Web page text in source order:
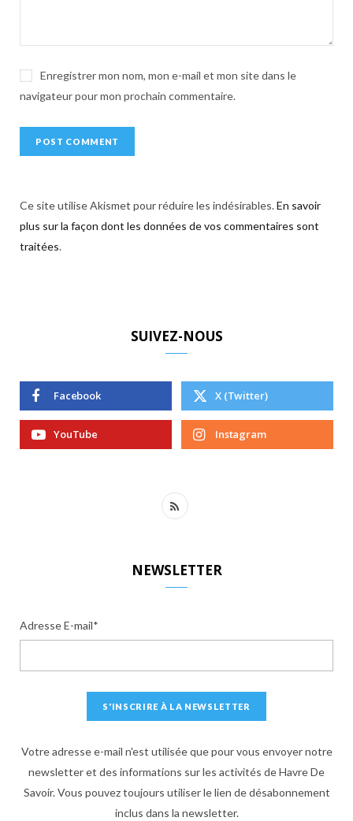
Enregistrer mon nom, mon e-mail et mon site dans le
navigateur pour mon prochain commentaire.
Ce site utilise Akismet pour réduire les indésirables.En savoir
plus sur la façon dont les données de vos commentaires sont
traitées.
SUIVEZ-NOUS
Facebook X (Twitter)
YouTube Instagram
R
NEWSLETTER
Adresse E-mail*
Votre adresse e-mail n'est utilisée que pour vous envoyer notre
newsletter et des informations sur les activités de Havre De
Savoir. Vous pouvez toujours utiliser le lien de désabonnement
inclus dans la newsletter.